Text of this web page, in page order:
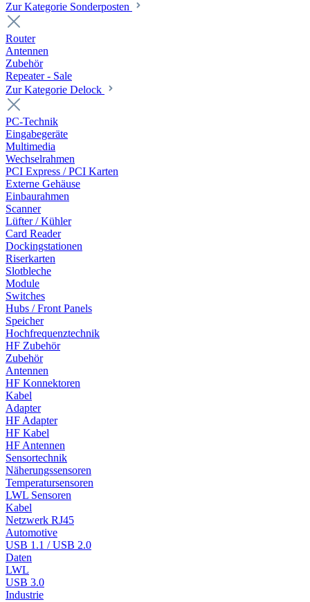
Zur Kategorie Sonderposten
Router
Antennen
Zubehör
Repeater - Sale
Zur Kategorie Delock
PC-Technik
Eingabegeräte
Multimedia
Wechselrahmen
PCI Express / PCI Karten
Externe Gehäuse
Einbaurahmen
Scanner
Lüfter / Kühler
Card Reader
Dockingstationen
Riserkarten
Slotbleche
Module
Switches
Hubs / Front Panels
Speicher
Hochfrequenztechnik
HF Zubehör
Zubehör
Antennen
HF Konnektoren
Kabel
Adapter
HF Adapter
HF Kabel
HF Antennen
Sensortechnik
Näherungssensoren
Temperatursensoren
LWL Sensoren
Kabel
Netzwerk RJ45
Automotive
USB 1.1 / USB 2.0
Daten
LWL
USB 3.0
Industrie